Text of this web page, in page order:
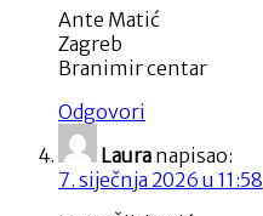
Ante Matić
Zagreb
Branimir centar
Odgovori
Laura napisao:
7. siječnja 2026 u 11:58